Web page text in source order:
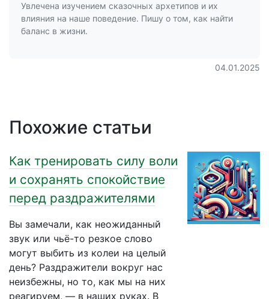
Увлечена изучением сказочных архетипов и их
влияния на наше поведение. Пишу о том, как найти
баланс в жизни.
04.01.2025
Похожие статьи
Как тренировать силу воли
и сохранять спокойствие
перед раздражителями
Вы замечали, как неожиданный
звук или чьё-то резкое слово
могут выбить из колеи на целый
день? Раздражители вокруг нас
неизбежны, но то, как мы на них
реагируем, — в наших руках. В